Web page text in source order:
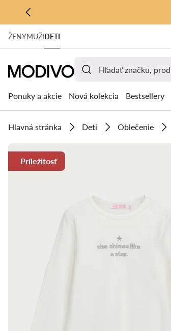
PREJSŤ NA HLAVNÝ OBSAH
PREJSŤ NA VYHĽADÁVANIE
ŽENYMUŽIDETI
Ponuky a akcie Nová kolekcia Bestsellery
Hlavná stránka Deti Oblečenie
Príležitosť